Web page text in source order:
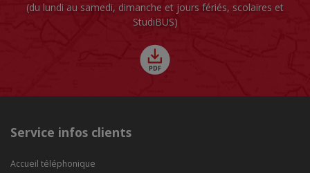
(du lundi au samedi, dimanche et jours fériés, scolaires et
StudiBUS)
Service infos clients
Accueil téléphonique